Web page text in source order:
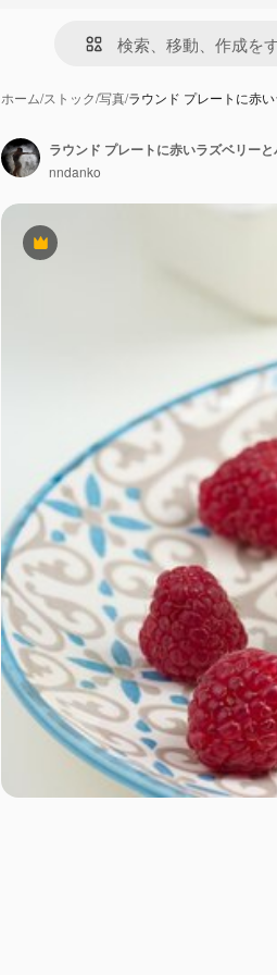
ホーム/ストック/写真/ラウンド プレートに赤
Premium
ラウンド プレートに赤いラズベリー
nndanko